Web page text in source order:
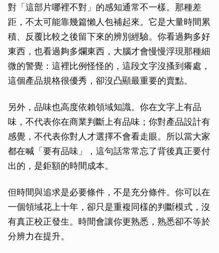
對「這部片哪裡不對」的感知通常不一樣。那種差
距，不太可能靠幾篇懶人包補起來。它是大量時間累
積、反覆比較之後留下來的辨別經驗。你看過夠多好
東西，也看過夠多爛東西，大腦才會慢慢浮現那種細
微的警覺：這裡比例怪怪的，這段文字沒搔到癢處，
這個產品規格很優秀，卻沒凸顯最重要的賣點。
另外，品味也高度依賴領域知識。你在文字上有品
味，不代表你在商業判斷上有品味；你對產品設計有
感覺，不代表你對人才選擇不會看走眼。所以當大家
都在喊「要有品味」，這句話常常忘了背後真正要付
出的，是鉅額的時間成本。
但時間與追求是必要條件，不是充分條件。你可以在
一個領域花上十年，卻只是重複同樣的判斷模式，沒
有真正校正發生。時間會讓你更熟悉，熟悉卻不等於
分辨力在提升。